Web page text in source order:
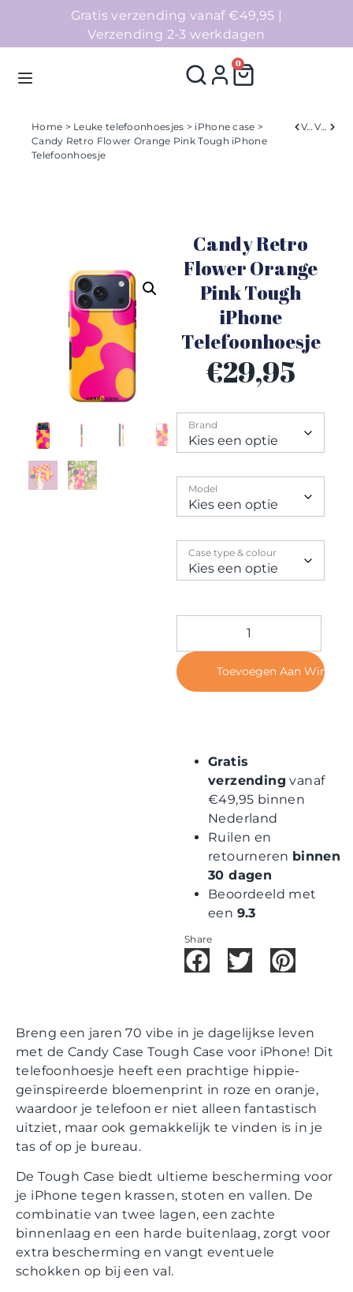
Gratis verzending vanaf €49,95 |
Verzending 2-3 werkdagen
0
Homepage
Collecties
Contact
Home > Leuke telefoonhoesjes > iPhone case >
Candy Retro Flower Orange Pink Tough iPhone
Telefoonhoesje
Verleden Volgend
Candy Retro
Flower Orange
Pink Tough
iPhone
Telefoonhoesje
€29,95
Brand
Model
Case type & colour
Toevoegen Aan
Gratis
verzending vanaf
€49,95 binnen
Nederland
Ruilen en
retourneren binnen
30 dagen
Beoordeeld met
een 9.3
Share
Breng een jaren 70 vibe in je dagelijkse leven
met de Candy Case Tough Case voor iPhone! Dit
telefoonhoesje heeft een prachtige hippie-
geïnspireerde bloemenprint in roze en oranje,
waardoor je telefoon er niet alleen fantastisch
uitziet, maar ook gemakkelijk te vinden is in je
tas of op je bureau.
De Tough Case biedt ultieme bescherming voor
je iPhone tegen krassen, stoten en vallen. De
combinatie van twee lagen, een zachte
binnenlaag en een harde buitenlaag, zorgt voor
extra bescherming en vangt eventuele
schokken op bij een val.